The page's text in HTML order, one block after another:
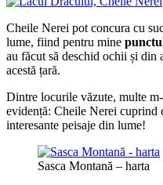
Cheile Nerei pot concura cu
lume, fiind pentru mine
au făcut să deschid ochii și din
acestă țară.
Dintre locurile văzute, multe
evidență: Cheile Nerei cuprind
interesante peisaje din lume!
Sasca Montană – harta